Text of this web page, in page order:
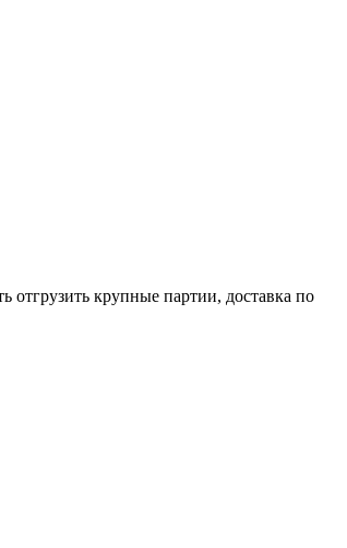
крупные партии, доставка по